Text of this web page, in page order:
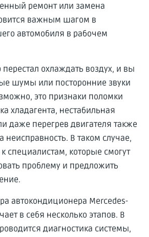
ремонт или замена
важным шагом в
автомобиля в рабочем
охлаждать воздух, и вы
шумы или посторонние звуки
это признаки поломки
хладагента, нестабильная
даже перегрев двигателя также
неисправность. В таком случае,
специалистам, которые смогут
проблему и предложить
автокондиционера Mercedes-
в себя несколько этапов. В
диагностика системы,